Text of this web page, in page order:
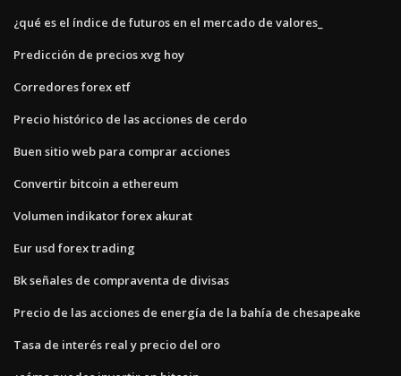
¿qué es el índice de futuros en el mercado de valores_
Predicción de precios xvg hoy
Corredores forex etf
Precio histórico de las acciones de cerdo
Buen sitio web para comprar acciones
Convertir bitcoin a ethereum
Volumen indikator forex akurat
Eur usd forex trading
Bk señales de compraventa de divisas
Precio de las acciones de energía de la bahía de chesapeake
Tasa de interés real y precio del oro